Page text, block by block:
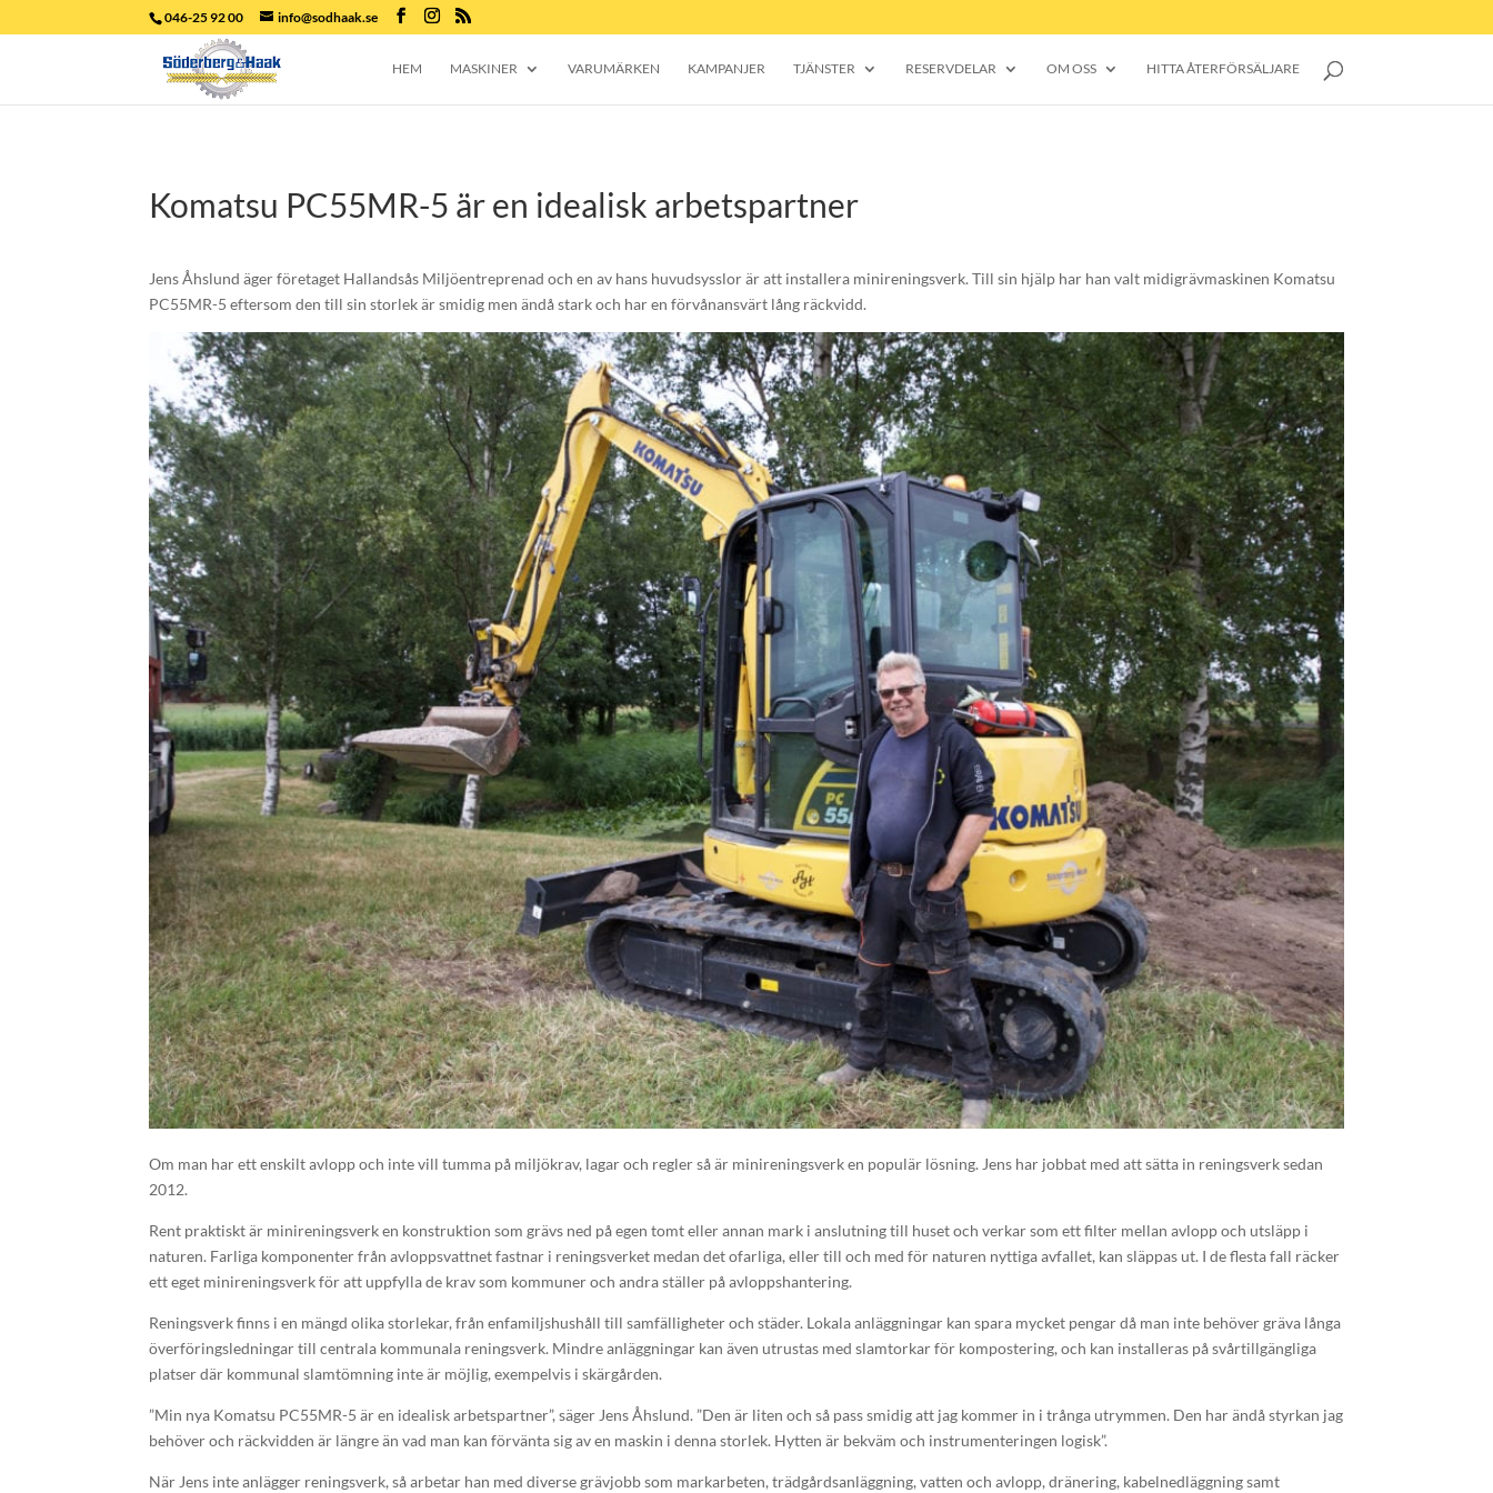
046-25 92 00 info@sodhaak.se
HEM MASKINER VARUMÄRKEN KAMPANJER TJÄNSTER RESERVDELAR OM OSS HITTA ÅTERFÖRSÄLJARE
Komatsu PC55MR-5 är en idealisk arbetspartner
Jens Åhslund äger företaget Hallandsås Miljöentreprenad och en av hans huvudsysslor är att installera minireningsverk. Till sin hjälp har han valt midigrävmaskinen Komatsu
PC55MR-5 eftersom den till sin storlek är smidig men ändå stark och har en förvånansvärt lång räckvidd.
Om man har ett enskilt avlopp och inte vill tumma på miljökrav, lagar och regler så är minireningsverk en populär lösning. Jens har jobbat med att sätta in reningsverk sedan
2012.
Rent praktiskt är minireningsverk en konstruktion som grävs ned på egen tomt eller annan mark i anslutning till huset och verkar som ett filter mellan avlopp och utsläpp i
naturen. Farliga komponenter från avloppsvattnet fastnar i reningsverket medan det ofarliga, eller till och med för naturen nyttiga avfallet, kan släppas ut. I de flesta fall räcker
ett eget minireningsverk för att uppfylla de krav som kommuner och andra ställer på avloppshantering.
Reningsverk finns i en mängd olika storlekar, från enfamiljshushåll till samfälligheter och städer. Lokala anläggningar kan spara mycket pengar då man inte behöver gräva långa
överföringsledningar till centrala kommunala reningsverk. Mindre anläggningar kan även utrustas med slamtorkar för kompostering, och kan installeras på svårtillgängliga
platser där kommunal slamtömning inte är möjlig, exempelvis i skärgården.
”Min nya Komatsu PC55MR-5 är en idealisk arbetspartner”, säger Jens Åhslund. ”Den är liten och så pass smidig att jag kommer in i trånga utrymmen. Den har ändå styrkan jag
behöver och räckvidden är längre än vad man kan förvänta sig av en maskin i denna storlek. Hytten är bekväm och instrumenteringen logisk”.
När Jens inte anlägger reningsverk, så arbetar han med diverse grävjobb som markarbeten, trädgårdsanläggning, vatten och avlopp, dränering, kabelnedläggning samt